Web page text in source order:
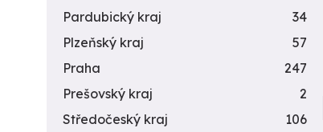
Pardubický kraj
34
Plzeňský kraj
57
Praha
247
Prešovský kraj
2
Středočeský kraj
106